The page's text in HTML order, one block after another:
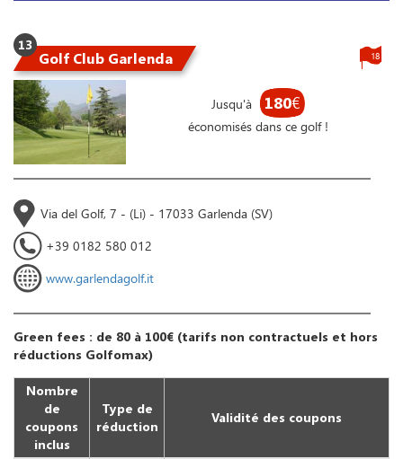
13
Golf Club Garlenda
Jusqu'à 180€
économisés dans ce golf !
18
Via del Golf, 7 - (Li) - 17033 Garlenda (SV)
+39 0182 580 012
www.garlendagolf.it
Green fees : de 80 à 100€ (tarifs non contractuels et hors
réductions Golfomax)
Nombre
de
coupons
inclus
Type de
réduction
Validité des coupons